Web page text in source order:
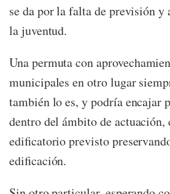
se da por la falta de previsión y
la juventud.
Una permuta con
municipales en otro lugar
también lo es, y podría encajar
dentro del ámbito de
edificatorio previsto
edificación.